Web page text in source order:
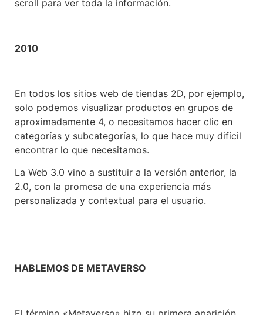
scroll para ver toda la información.
2010
En todos los sitios web de tiendas 2D, por ejemplo,
solo podemos visualizar productos en grupos de
aproximadamente 4, o necesitamos hacer clic en
categorías y subcategorías, lo que hace muy difícil
encontrar lo que necesitamos.
La Web 3.0 vino a sustituir a la versión anterior, la
2.0, con la promesa de una experiencia más
personalizada y contextual para el usuario.
HABLEMOS DE METAVERSO